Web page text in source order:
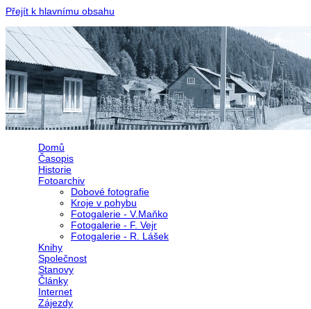
Přejít k hlavnímu obsahu
Domů
Časopis
Historie
Fotoarchiv
Dobové fotografie
Kroje v pohybu
Fotogalerie - V.Maňko
Fotogalerie - F. Vejr
Fotogalerie - R. Lášek
Knihy
Společnost
Stanovy
Články
Internet
Zájezdy